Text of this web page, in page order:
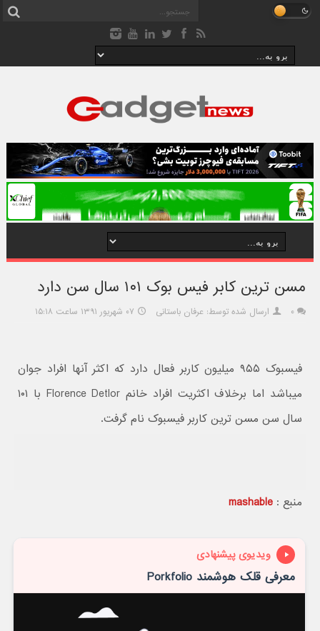
مسن ترين کابر فيس بوک ۱۰۱ سال سن دارد
۰ ارسال شده توسط: عرفان باستانی ۰۷ شهریور ۱۳۹۱ ساعت ۱۵:۱۸
فیسبوک ۹۵۵ میلیون کاربر فعال دارد که اکثر آنها افراد جوان
میباشد اما برخلاف اکثریت افراد خانم Florence Detlor با ۱۰۱
سال سن مسن ترین کاربر فیسبوک نام گرفت.
منبع :mashable
ویدیوی پیشنهادی
معرفی قلک هوشمند Porkfolio